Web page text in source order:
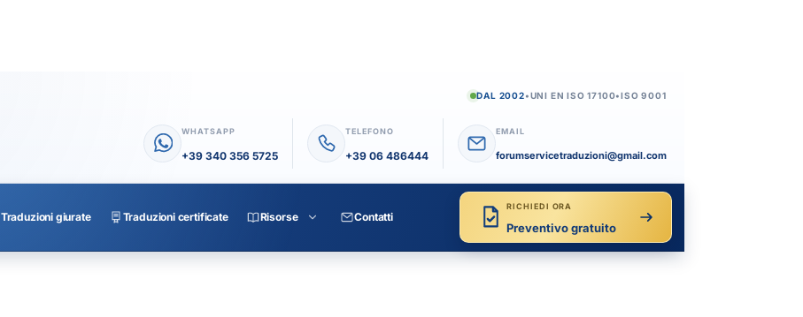
DAL 2002•UNI EN ISO 17100•ISO 9001
WHATSAPP
+39 340 356 5725
TELEFONO
+39 06 486444
EMAIL
forumservicetraduzioni@gmail.com
Traduzioni giurate Traduzioni certificate Risorse Contatti
RICHIEDI ORA
Preventivo gratuito